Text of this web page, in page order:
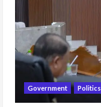
Government Politics